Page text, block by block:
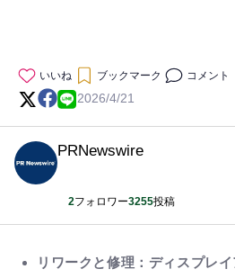
いいね ブックマーク コメント
2026/4/21
PRNewswire
2フォロワー3255投稿
リワークと修理：ディスプレイ